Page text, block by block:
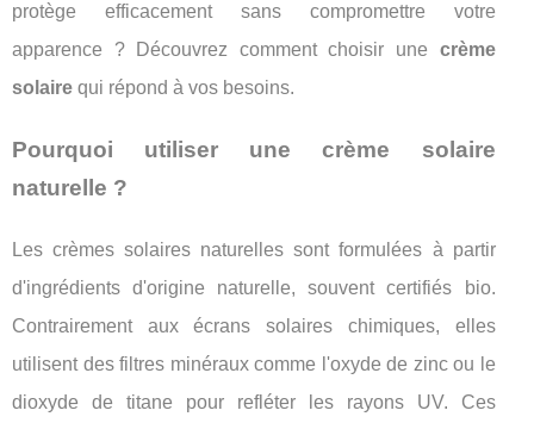
protège efficacement sans compromettre votre
apparence ? Découvrez comment choisir une crème
solaire qui répond à vos besoins.
Pourquoi utiliser une crème solaire
naturelle ?
Les crèmes solaires naturelles sont formulées à partir
d'ingrédients d'origine naturelle, souvent certifiés bio.
Contrairement aux écrans solaires chimiques, elles
utilisent des filtres minéraux comme l'oxyde de zinc ou le
dioxyde de titane pour refléter les rayons UV. Ces